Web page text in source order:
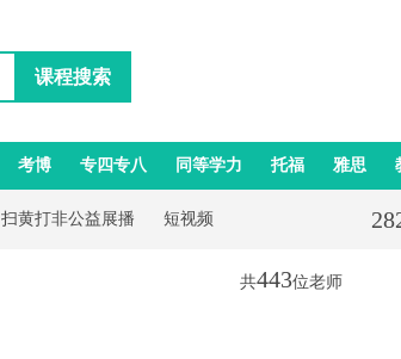
课程搜索
考博 专四专八 同等学力 托福 雅思
扫黄打非公益展播 短视频
共443位老师